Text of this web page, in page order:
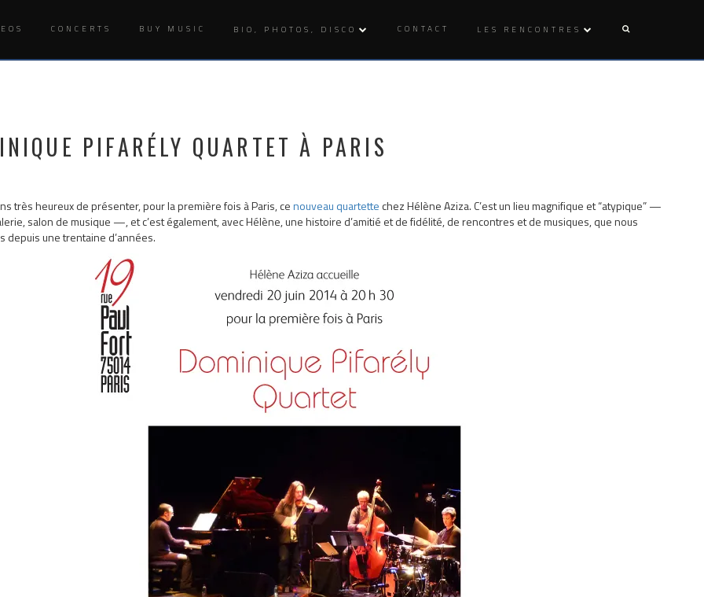
CONCERTS BUY MUSIC BIO, PHOTOS, DISCO CONTACT LES RENCONTRES
PIFARÉLY QUARTET À PARIS
très heureux de présenter, pour la première fois à Paris, cenouveau quartettechez Hélène Aziza. C’est un lieu magnifique et “atypique” —
salon de musique —, et c’est également, avec Hélène, une histoire d’amitié et de fidélité, de rencontres et de musiques, que nous
depuis une trentaine d’années.